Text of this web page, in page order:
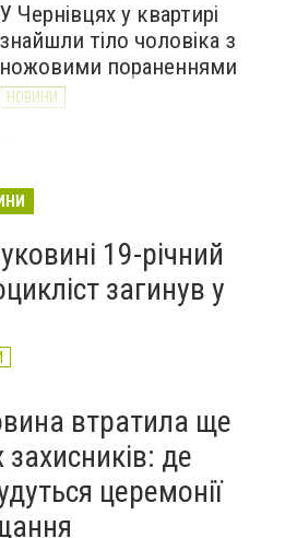
У Чернівцях у квартирі
знайшли тіло чоловіка з
ножовими пораненнями
НОВИНИ
критичну ситуацію з водою
НОВИНИ
19-річний
загинув у
втратила ще
захисників: де
церемонії